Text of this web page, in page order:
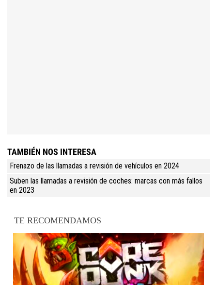
TAMBIÉN NOS INTERESA
Frenazo de las llamadas a revisión de vehículos en 2024
Suben las llamadas a revisión de coches: marcas con más fallos
en 2023
TE RECOMENDAMOS